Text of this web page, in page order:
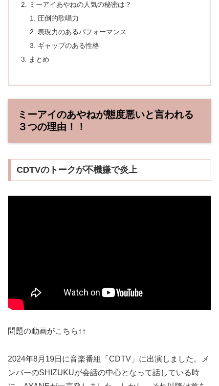
ミーアイあやねの人気の秘密は？
圧倒的歌唱力
表現力のあるパフォーマンス
ギャップのある性格
まとめ
ミーアイのあやねが態度悪いと言われる
３つの理由！！
CDTVのトークが不機嫌で炎上
問題の動画がこちら↑↑
2024年8月19日に音楽番組「CDTV」に出演しました。メ
ンバーのSHIZUKUが会話の中心となって話している時